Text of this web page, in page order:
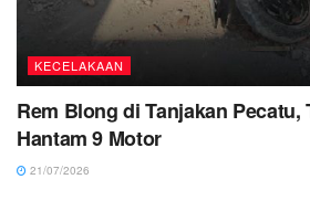
KECELAKAAN
Rem Blong di Tanjakan Pecatu,
Hantam 9 Motor
21/07/2026